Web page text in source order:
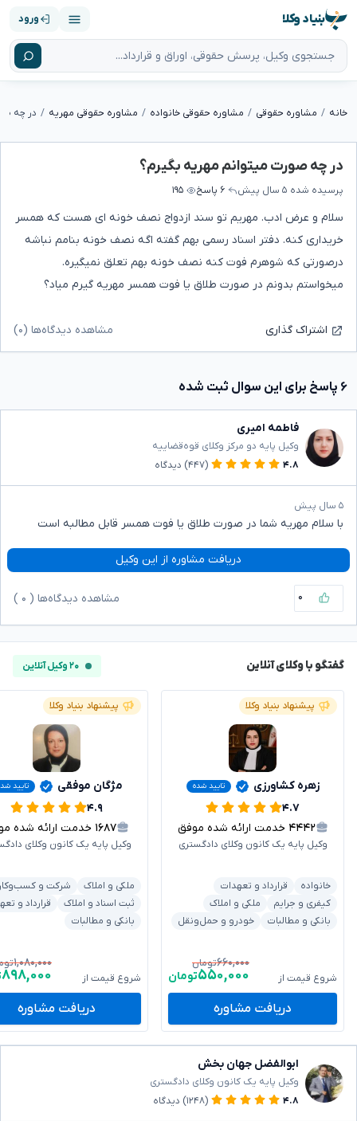
بنیاد وکلا ورود
خانه مشاوره حقوقی مشاوره حقوقی خانواده مشاوره حقوقی مهریه در چه
در چه صورت میتوانم مهریه بگیرم؟
پرسیده شده ۵ سال پیش ۶ پاسخ ۱۹۵
سلام و عرض ادب. مهریم تو سند ازدواج نصف خونه ای هست که همسر
خریداری کنه. دفتر اسناد رسمی بهم گفته اگه نصف خونه بنامم نباشه
درصورتی که شوهرم فوت کنه نصف خونه بهم تعلق نمیگیره.
میخواستم بدونم در صورت طلاق یا فوت همسر مهریه گیرم میاد؟
اشتراک گذاری مشاهده دیدگاه‌ها (۰)
۶ پاسخ برای این سوال ثبت شده
فاطمه امیری
وکیل پایه دو مرکز وکلای قوه‌قضاییه
۴.۸
(۴۴۷) دیدگاه
۵ سال پیش
با سلام مهریه شما در صورت طلاق یا فوت همسر قابل مطالبه است
دریافت مشاوره از این وکیل
۰ مشاهده دیدگاه‌ها ( ۰
گفتگو با وکلای آنلاین ۲۰ وکیل آنلاین
پیشنهاد بنیاد وکلا
زهره کشاورزی تایید شده
۴.۷
۴۴۴۲ خدمت ارائه شده موفق
وکیل پایه یک کانون وکلای دادگستری
خانواده
قرارداد و تعهدات
کیفری و جرایم
ملکی و املاک
بانکی و مطالبات
خودرو و حمل‌ونقل
شروع قیمت از
۶۶۰,۰۰۰تومان
۵۵۰,۰۰۰تومان
دریافت مشاوره
پیشنهاد بنیاد وکلا
مژگان موفقی تایید
۴.۹
۱۶۸۷ خدمت ارائه شده موفق
وکیل پایه یک کانون وکلای
ملکی و املاک
شرکت و
ثبت اسناد و املاک
قرارداد و
بانکی و مطالبات
شروع قیمت از
۱,۰۸۰,۰۰۰
۸۹۸,۰۰۰
دریافت مشاوره
ابوالفضل جهان بخش
وکیل پایه یک کانون وکلای دادگستری
۴.۸
(۱۲۴۸) دیدگاه